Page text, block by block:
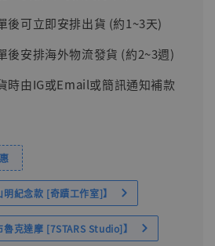
後可立即安排出貨 (約1~3天)
後安排海外物流發貨 (約2~3週)
時由IG或Email或簡訊通知補款
紀念款 [奇蹟工作室]】
克達摩 [7STARS Studio]】